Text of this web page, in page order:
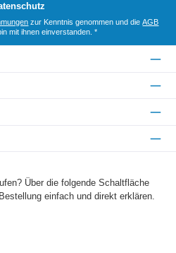
zur Kenntnis genommen und dieAGB
mit ihnen einverstanden. *
Über die folgende Schaltfläche
einfach und direkt erklären.